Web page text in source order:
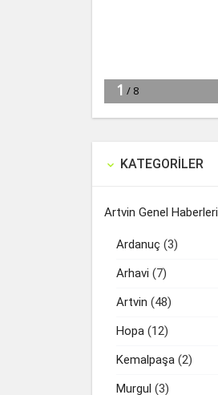
 KATEGORILER
Artvin Genel Haberleri
Ardanuç (3)
Arhavi (7)
Artvin (48)
Hopa (12)
Kemalpaşa (2)
Murgul (3)